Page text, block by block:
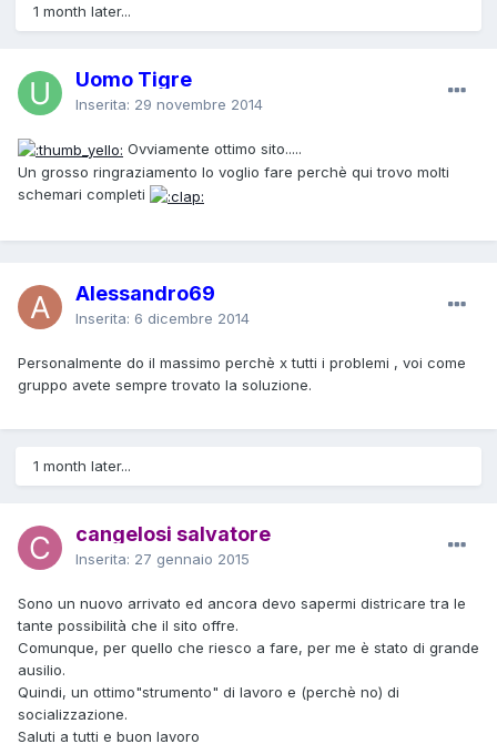
1 month later...
Uomo Tigre
Inserita: 29 novembre 2014
Ovviamente ottimo sito.....
Un grosso ringraziamento lo voglio fare perchè qui trovo molti
schemari completi
Alessandro69
Inserita: 6 dicembre 2014
Personalmente do il massimo perchè x tutti i problemi , voi come
gruppo avete sempre trovato la soluzione.
1 month later...
cangelosi salvatore
Inserita: 27 gennaio 2015
Sono un nuovo arrivato ed ancora devo sapermi districare tra le
tante possibilità che il sito offre.
Comunque, per quello che riesco a fare, per me è stato di grande
ausilio.
Quindi, un ottimo"strumento" di lavoro e (perchè no) di
socializzazione.
Saluti a tutti e buon lavoro